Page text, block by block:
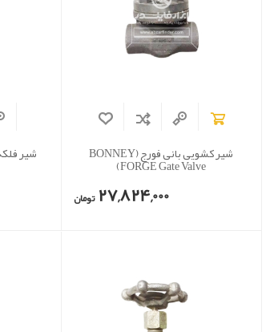
شیر کشویی بانی فورج (BONNEY
FORGE Gate Valve)
27,824,000 تومان